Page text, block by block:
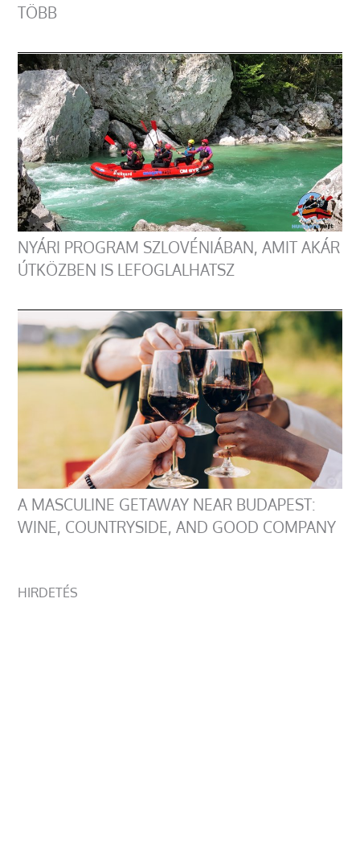
TÖBB
NYÁRI PROGRAM SZLOVÉNIÁBAN, AMIT AKÁR
ÚTKÖZBEN IS LEFOGLALHATSZ
A MASCULINE GETAWAY NEAR BUDAPEST:
WINE, COUNTRYSIDE, AND GOOD COMPANY
HIRDETÉS